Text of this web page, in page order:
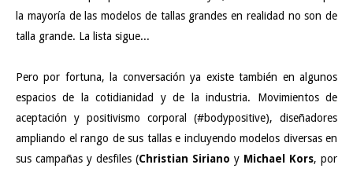
la mayoría de las modelos de tallas grandes en realidad no son de
talla grande. La lista sigue...
Pero por fortuna, la conversación ya existe también en algunos
espacios de la cotidianidad y de la industria. Movimientos de
aceptación y positivismo corporal (#bodypositive), diseñadores
ampliando el rango de sus tallas e incluyendo modelos diversas en
sus campañas y desfiles (Christian Siriano y Michael Kors, por